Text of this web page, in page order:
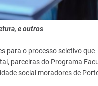
e outros
para o processo seletivo que
parceiras do Programa
social moradores de